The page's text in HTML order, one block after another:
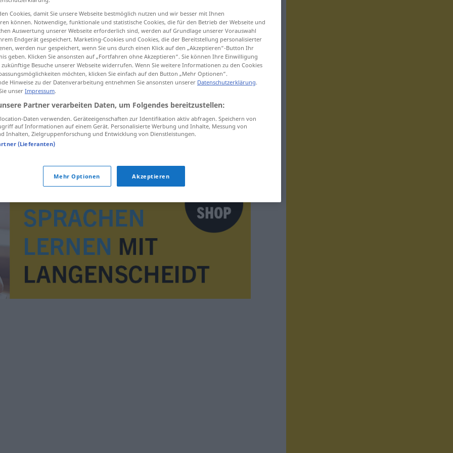
Cookies, damit Sie unsere Webseite bestmöglich nutzen und wir besser mit Ihnen
können. Notwendige, funktionale und statistische Cookies, die für den Betrieb der Webseite und
Auswertung unserer Webseite erforderlich sind, werden auf Grundlage unserer Vorauswahl
Endgerät gespeichert. Marketing-Cookies und Cookies, die der Bereitstellung personalisierter
werden nur gespeichert, wenn Sie uns durch einen Klick auf den „Akzeptieren“-Button Ihr
geben. Klicken Sie ansonsten auf „Fortfahren ohne Akzeptieren“. Sie können Ihre Einwilligung
Besuche unserer Webseite widerrufen. Wenn Sie weitere Informationen zu den Cookies
möchten, klicken Sie einfach auf den Button „Mehr Optionen“.
Hinweise zu der Datenverarbeitung entnehmen Sie ansonsten unserer Datenschutzerklärung.
unser Impressum.
Partner verarbeiten Daten, um Folgendes bereitzustellen:
Daten verwenden. Geräteeigenschaften zur Identifikation aktiv abfragen. Speichern von
auf Informationen auf einem Gerät. Personalisierte Werbung und Inhalte, Messung von
Inhalten, Zielgruppenforschung und Entwicklung von Dienstleistungen.
(Lieferanten)
Mehr Optionen Akzeptieren